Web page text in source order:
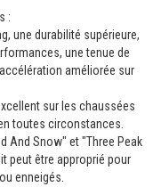
:
une durabilité supérieure,
une tenue de
améliorée sur
sur les chaussées
toutes circonstances.
And Snow" et "Three Peak
peut être approprié pour
enneigés.